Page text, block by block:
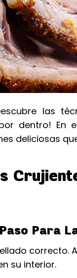
las
dentro! En
deliciosas
Para
correcto.
su interior.